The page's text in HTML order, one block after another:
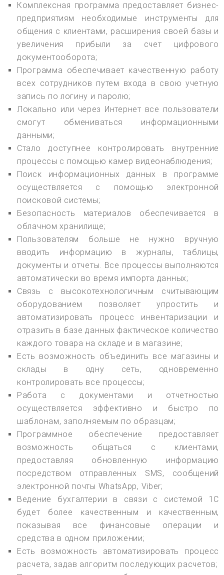
Комплексная программа предоставляет бизнес-
предприятиям необходимые инструменты для
общения с клиентами, расширения своей базы и
увеличения прибыли за счет цифрового
документооборота;
Программа обеспечивает качественную работу
всех сотрудников путем входа в свою учетную
запись по логину и паролю;
Локально или через Интернет все пользователи
смогут обмениваться информационными
данными;
Стало доступнее контролировать внутренние
процессы с помощью камер видеонаблюдения;
Поиск информационных данных в программе
осуществляется с помощью электронной
поисковой системы;
Безопасность материалов обеспечивается в
облачном хранилище;
Пользователям больше не нужно вручную
вводить информацию в журналы, таблицы,
документы и отчеты. Все процессы выполняются
автоматически во время импорта данных;
Связь с высокотехнологичным считывающим
оборудованием позволяет упростить и
автоматизировать процесс инвентаризации и
отразить в базе данных фактическое количество
каждого товара на складе и в магазине;
Есть возможность объединить все магазины и
склады в одну сеть, одновременно
контролировать все процессы;
Работа с документами и отчетностью
осуществляется эффективно и быстро по
шаблонам, заполняемым по образцам;
Программное обеспечение предоставляет
возможность общаться с клиентами,
предоставляя обновленную информацию
посредством отправленных SMS, сообщений
электронной почты WhatsApp, Viber;
Ведение бухгалтерии в связи с системой 1С
будет более качественным и качественным,
показывая все финансовые операции и
средства в одном приложении;
Есть возможность автоматизировать процесс
расчета, задав алгоритм последующих расчетов;